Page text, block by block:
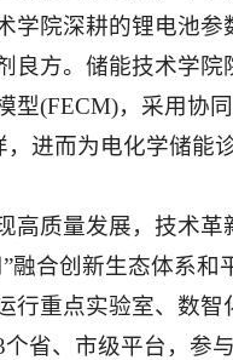
学院深耕的锂电池
良方。储能技术学
型(FECM)，采用协
，进而为电化学储
高质量发展，技术
融合创新生态体系
行重点实验室、数
省、市级平台，参